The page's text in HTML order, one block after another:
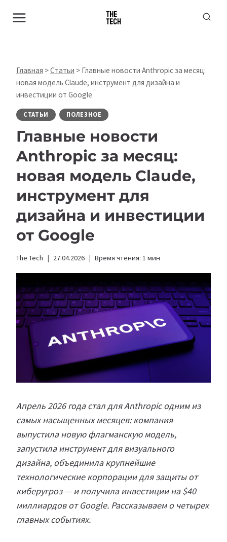
Главная >Статьи > Главные новости Anthropic за месяц:
новая модель Claude, инструмент для дизайна и
инвестиции от Google
СТАТЬИ ПОЛЕЗНОЕ
Главные новости
Anthropic за месяц:
новая модель Claude,
инструмент для
дизайна и инвестиции
от Google
The Tech 27.04.2026 Время чтения: 1 мин
Апрель 2026 года стал для Anthropic одним из
самых насыщенных месяцев: компания
выпустила новую флагманскую модель,
запустила инструмент для визуального
дизайна, объединила крупнейшие
технологические корпорации для защиты от
киберугроз — и получила инвестиции на $40
миллиардов от Google. Рассказываем о четырех
главных событиях.